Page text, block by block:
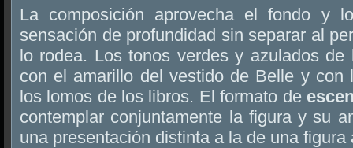
La composición aprovecha el fondo y
sensación de profundidad sin separar al
lo rodea. Los tonos verdes y azulados de
con el amarillo del vestido de Belle y con
los lomos de los libros. El formato de
contemplar conjuntamente la figura y su
una presentación distinta a la de una figura